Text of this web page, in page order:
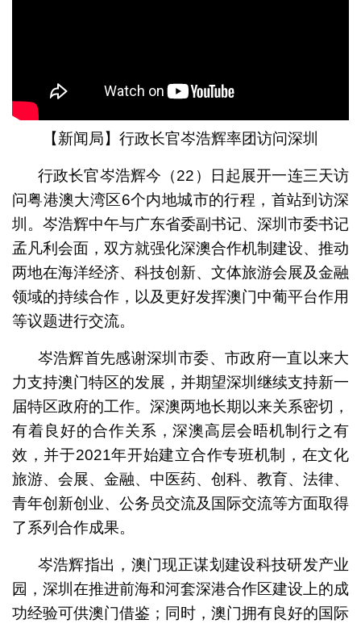
【新闻局】行政长官岑浩辉率团访问深圳
行政长官岑浩辉今（22）日起展开一连三天访
问粤港澳大湾区6个内地城市的行程，首站到访深
圳。岑浩辉中午与广东省委副书记、深圳市委书记
孟凡利会面，双方就强化深澳合作机制建设、推动
两地在海洋经济、科技创新、文体旅游会展及金融
领域的持续合作，以及更好发挥澳门中葡平台作用
等议题进行交流。
岑浩辉首先感谢深圳市委、市政府一直以来大
力支持澳门特区的发展，并期望深圳继续支持新一
届特区政府的工作。深澳两地长期以来关系密切，
有着良好的合作关系，深澳高层会晤机制行之有
效，并于2021年开始建立合作专班机制，在文化
旅游、会展、金融、中医药、创科、教育、法律、
青年创新创业、公务员交流及国际交流等方面取得
了系列合作成果。
岑浩辉指出，澳门现正谋划建设科技研发产业
园，深圳在推进前海和河套深港合作区建设上的成
功经验可供澳门借鉴；同时，澳门拥有良好的国际